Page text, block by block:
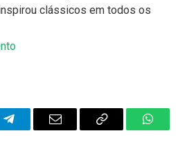
clássicos em todos os
TelegramEmail
Copy